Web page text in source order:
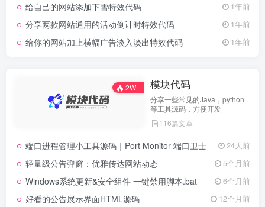
给自己的网站添加下雪特效代码 1年前
分享两款网站通用的活动倒计时特效代码 1年前
给你的网站加上横幅广告淡入淡出特效代码 1年前
2W+ 模块代码
分享一些常见的Java，python
等工具源码，方便开发
116篇文章
端口进程管理小工具源码｜Port Monitor 端口卫士 24天前
轻量级公告弹窗：优雅传达网站动态 5个月前
Windows系统更新&安全组件 一键禁用脚本.bat 6个月前
好看的公告展示界面HTML源码 12个月前